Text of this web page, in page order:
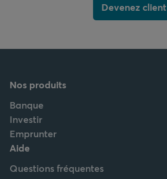
Devenez client
Nos produits
Banque
Investir
Emprunter
Aide
Questions fréquentes